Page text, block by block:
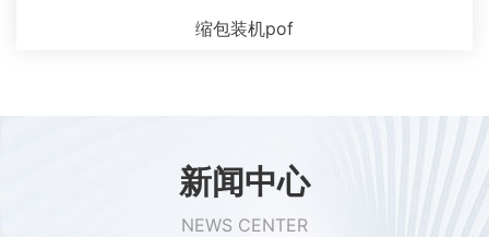
缩包装机pof
新闻中心
NEWS CENTER